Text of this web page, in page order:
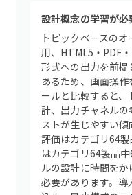
設計概念の学習が
トピックベースの
用、HTML5・PDF
形式への出力を前
あるため、画面操
ールと比較すると
計、出力チャネル
ストが生じやすい
評価はカテゴリ64
はカテゴリ64製品
ルの設計に時間を
必要があります。導